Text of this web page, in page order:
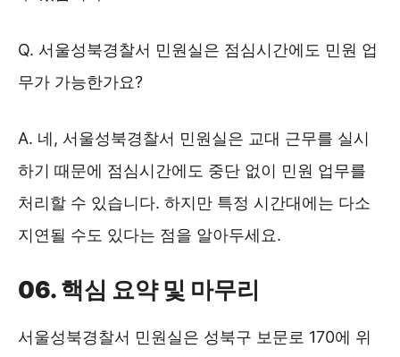
Q. 서울성북경찰서 민원실은 점심시간에도 민원 업
무가 가능한가요?
A. 네, 서울성북경찰서 민원실은 교대 근무를 실시
하기 때문에 점심시간에도 중단 없이 민원 업무를
처리할 수 있습니다. 하지만 특정 시간대에는 다소
지연될 수도 있다는 점을 알아두세요.
06. 핵심 요약 및 마무리
서울성북경찰서 민원실은 성북구 보문로 170에 위